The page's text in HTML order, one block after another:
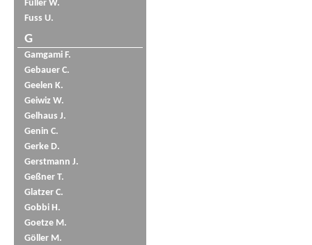
Füller W.
Fuss U.
G
Gamgami F.
Gebauer C.
Geelen K.
Geiwiz W.
Gelhaus J.
Genin C.
Gerke D.
Gerstmann J.
Geßner T.
Glatzer C.
Gobbi H.
Goetze M.
Göller M.